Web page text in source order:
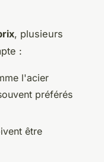
, plusieurs
:
l'acier
préférés
être